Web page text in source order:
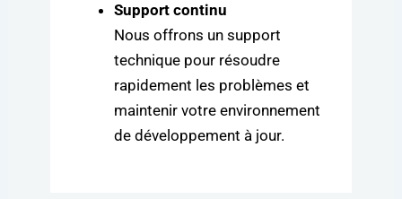
Support continu
Nous offrons un support
technique pour résoudre
rapidement les problèmes et
maintenir votre environnement
de développement à jour.